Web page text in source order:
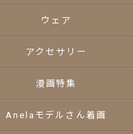
ウェア
アクセサリー
漫画特集
Anelaモデルさん着画